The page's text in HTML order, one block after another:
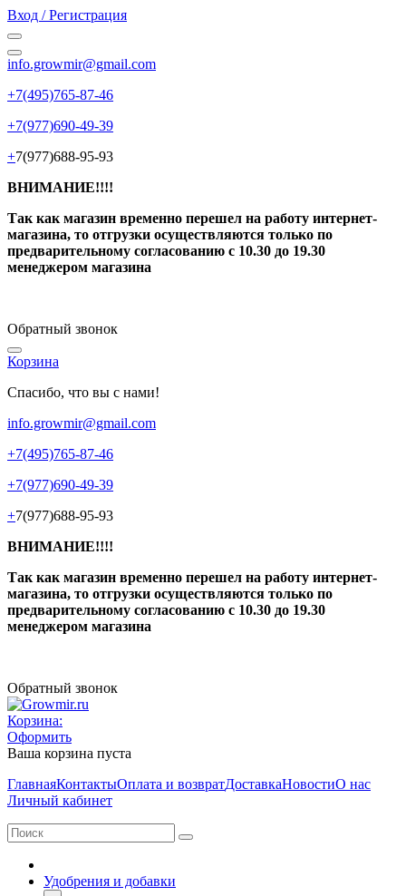
Вход / Регистрация
info.growmir@gmail.com
+7(495)765-87-46
+7(977)690-49-39
+7(977)688-95-93
ВНИМАНИЕ!!!!
Так как магазин временно перешел на работу интернет-
магазина, то отгрузки осуществляются только по
предварительному согласованию с 10.30 до 19.30
менеджером магазина
Обратный звонок
Корзина
Спасибо, что вы с нами!
info.growmir@gmail.com
+7(495)765-87-46
+7(977)690-49-39
+7(977)688-95-93
ВНИМАНИЕ!!!!
Так как магазин временно перешел на работу интернет-
магазина, то отгрузки осуществляются только по
предварительному согласованию с 10.30 до 19.30
менеджером магазина
Обратный звонок
Корзина:
Оформить
Ваша корзина пуста
ГлавнаяКонтактыОплата и возвратДоставкаНовостиО нас
Личный кабинет
Удобрения и добавки